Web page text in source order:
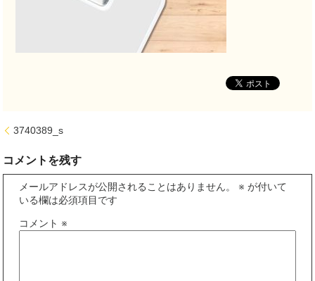
3740389_s
コメントを残す
メールアドレスが公開されることはありません。 ※ が付いて
いる欄は必須項目です
コメント ※